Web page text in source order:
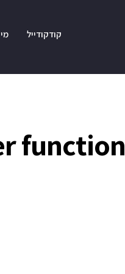
קודקודייל
function